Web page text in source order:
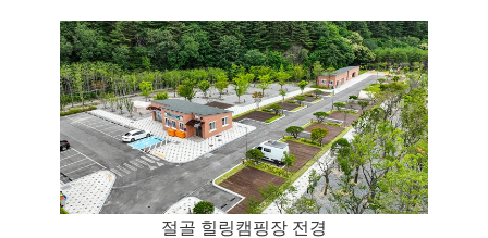
절골 힐링캠핑장 전경